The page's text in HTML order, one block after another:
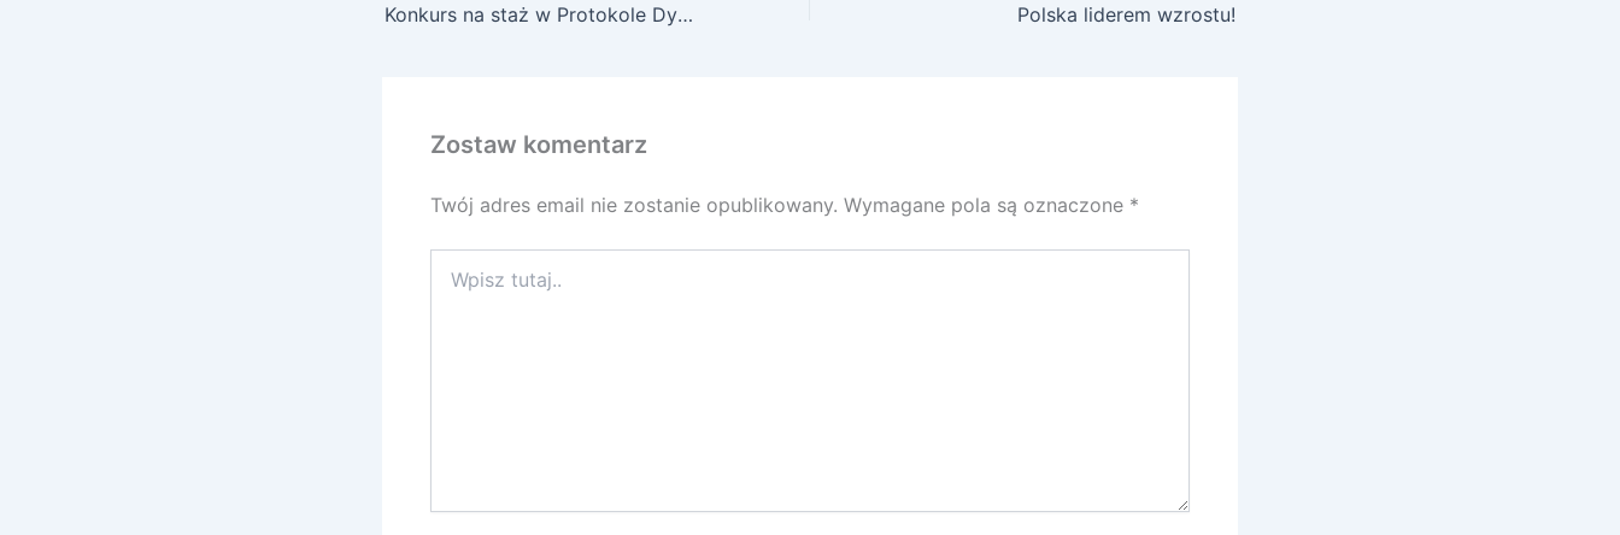
Konkurs na staż w Protokole Dyplomatycznym Polska liderem wzrostu!
Zostaw komentarz
Twój adres email nie zostanie opublikowany. Wymagane pola są oznaczone *
tutaj..